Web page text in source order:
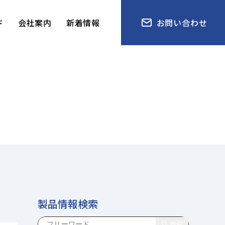
会社案内 新着情報 お問い合わせ
製品情報検索